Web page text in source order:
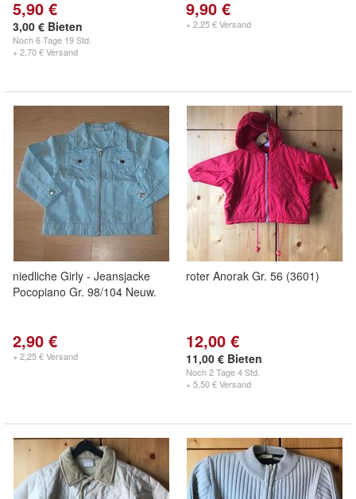
5,90 €
3,00 € Bieten
Noch6 Tage 19 Std.
+ 2,70 € Versand
9,90 €
+ 2,25 € Versand
niedliche Girly - Jeansjacke
Pocopiano Gr. 98/104 Neuw.
2,90 €
+ 2,25 € Versand
roter Anorak Gr. 56 (3601)
12,00 €
11,00 € Bieten
Noch2 Tage 4 Std.
+ 5,50 € Versand